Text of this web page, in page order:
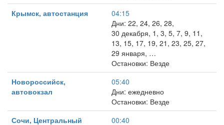
Крымск, автостанция
04:15
Дни: 22, 24, 26, 28,
30 декабря, 1, 3, 5, 7, 9, 11,
13, 15, 17, 19, 21, 23, 25, 27,
29 января, …
Остановки: Везде
Новороссийск,
автовокзал
05:40
Дни: ежедневно
Остановки: Везде
Сочи, Центральный
00:40